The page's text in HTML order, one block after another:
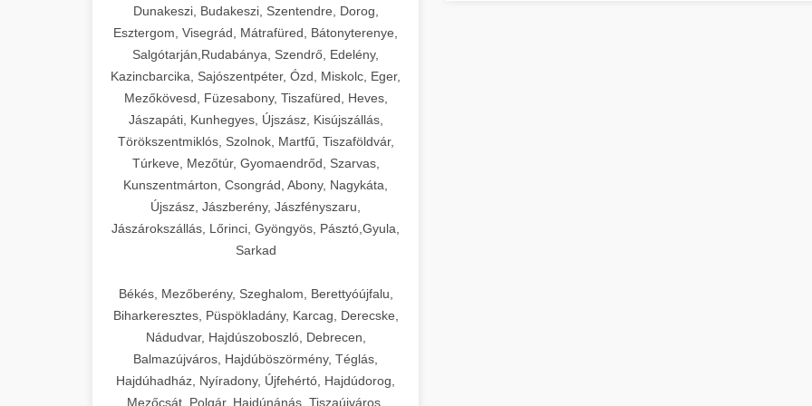
Dunakeszi, Budakeszi, Szentendre, Dorog,
Esztergom, Visegrád, Mátrafüred, Bátonyterenye,
Salgótarján,Rudabánya, Szendrő, Edelény,
Kazincbarcika, Sajószentpéter, Ózd, Miskolc, Eger,
Mezőkövesd, Füzesabony, Tiszafüred, Heves,
Jászapáti, Kunhegyes, Újszász, Kisújszállás,
Törökszentmiklós, Szolnok, Martfű, Tiszaföldvár,
Túrkeve, Mezőtúr, Gyomaendrőd, Szarvas,
Kunszentmárton, Csongrád, Abony, Nagykáta,
Újszász, Jászberény, Jászfényszaru,
Jászárokszállás, Lőrinci, Gyöngyös, Pásztó,Gyula,
Sarkad
Békés, Mezőberény, Szeghalom, Berettyóújfalu,
Biharkeresztes, Püspökladány, Karcag, Derecske,
Nádudvar, Hajdúszoboszló, Debrecen,
Balmazújváros, Hajdúböszörmény, Téglás,
Hajdúhadház, Nyíradony, Újfehértó, Hajdúdorog,
Mezőcsát, Polgár, Hajdúnánás, Tiszaújváros,